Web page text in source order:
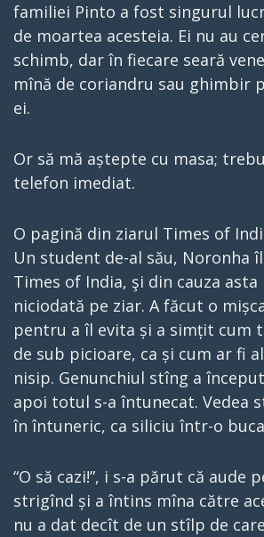
familiei Pinto a fost singurul
de moartea acesteia. Ei nu au
schimb, dar în fiecare seară
mînă de coriandru sau ghimbir
ei.
Or să mă aștepte cu masa;
telefon imediat.
O pagină din ziarul Times of
Un student de-al său, Noronha
Times of India, şi din cauza asta
niciodată pe ziar. A făcut o
pentru a îl evita și a simțit cum
de sub picioare, ca și cum ar fi
nisip. Genunchiul stîng a
apoi totul s-a întunecat. Vedea
în întuneric, ca siliciu într-o
“O să cazi!”, i s-a părut că aude
strigînd și a întins mîna către
nu a dat decît de un stîlp de